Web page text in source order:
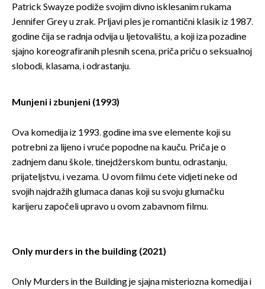
Patrick Swayze podiže svojim divno isklesanim rukama
Jennifer Grey u zrak. Prljavi ples je romantični klasik iz 1987.
godine čija se radnja odvija u ljetovalištu, a koji iza pozadine
sjajno koreografiranih plesnih scena, priča priču o seksualnoj
slobodi, klasama, i odrastanju.
Munjeni i zbunjeni (1993)
Ova komedija iz 1993. godine ima sve elemente koji su
potrebni za lijeno i vruće popodne na kauču. Priča je o
zadnjem danu škole, tinejdžerskom buntu, odrastanju,
prijateljstvu, i vezama. U ovom filmu ćete vidjeti neke od
svojih najdražih glumaca danas koji su svoju glumačku
karijeru započeli upravo u ovom zabavnom filmu.
Only murders in the building (2021)
Only Murders in the Building je sjajna misteriozna komedija i